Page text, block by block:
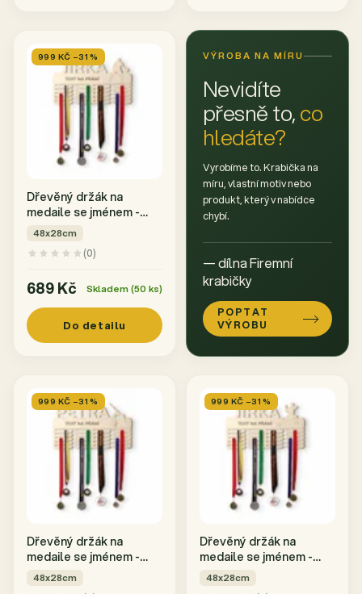
999 KČ –31 %
Dřevěný držák na
medaile se jménem -
Basketball
48x28cm
(0)
689 Kč Skladem (50 ks)
Do detailu
VÝROBA NA MÍRU
Nevidíte
přesně to,co
hledáte?
Vyrobíme to. Krabička na
míru, vlastní motiv nebo
produkt, který v nabídce
chybí.
— dílna Firemní
krabičky
POPTAT
VÝROBU
999 KČ –31 %
Dřevěný držák na
medaile se jménem -
Atletika
48x28cm
999 KČ –31 %
Dřevěný držák na
medaile se jménem -
Karate, bojové umění
48x28cm